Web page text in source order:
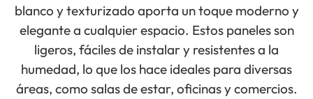
blanco y texturizado aporta un toque moderno y
elegante a cualquier espacio. Estos paneles son
ligeros, fáciles de instalar y resistentes a la
humedad, lo que los hace ideales para diversas
áreas, como salas de estar, oficinas y comercios.